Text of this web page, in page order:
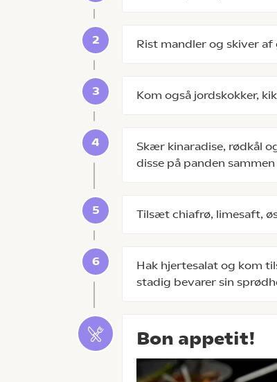
Rist mandler og skiver af
Kom også jordskokker,
Skær kinaradise, rødkål
disse på panden
Tilsæt chiafrø, limesaft,
Hak hjertesalat og kom
stadig bevarer sin
Bon appetit!